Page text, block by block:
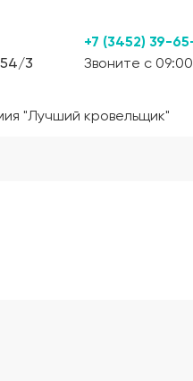
3
+7 (3452) 39-
Звоните с
"Лучший кровельщик"